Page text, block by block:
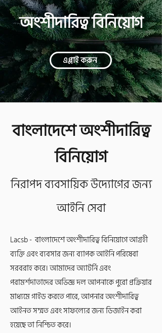
অংশীদারিত্ব বিনিয়োগ
এপ্লাই করুন
বাংলাদেশে অংশীদারিত্ব
বিনিয়োগ
নিরাপদ ব্যবসায়িক উদ্যোগের জন্য
আইনি সেবা
Lacsb - বাংলাদেশে অংশীদারিত্ব বিনিয়োগে আগ্রহী
ব্যক্তি এবং ব্যবসার জন্য ব্যাপক আইনি পরিষেবা
সরবরাহ করে। আমাদের অ্যাটর্নি এবং
পরামর্শদাতাদের অভিজ্ঞ দল আপনাকে পুরো প্রক্রিয়ার
মাধ্যমে গাইড করতে পারে, আপনার অংশীদারিত্ব
আইনত সম্মত এবং সাফল্যের জন্য ডিজাইন করা
হয়েছে তা নিশ্চিত করে।